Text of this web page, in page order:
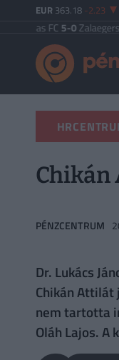
EUR 363.18 -2.23
Zalaegerszegi TE|
Chikán
PÉNZCENTRUM
Dr. Lukács
Chikán Attilát
nem tartotta
Oláh Lajos.